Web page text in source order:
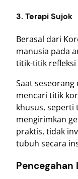
3. Terapi Sujok
Berasal dari
manusia pada
titik-titik refleksi
Saat
mencari titik
khusus, seperti
mengirimkan
praktis, tidak
tubuh secara
Pencegahan